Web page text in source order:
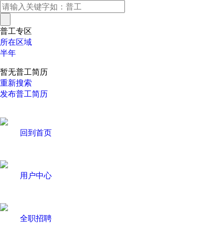
普工专区
所在区域
半年
暂无普工简历
重新搜索
发布普工简历
回到首页
用户中心
全职招聘